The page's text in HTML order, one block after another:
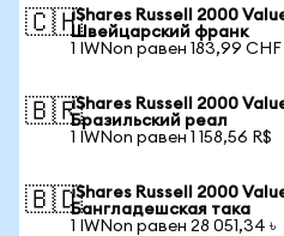
🇨🇭iShares Russell 2000
Швейцарский франк
1 IWNon равен 183,99 CHF
🇧🇷iShares Russell 2000
Бразильский реал
1 IWNon равен 1 158,56 R$
🇧🇩iShares Russell 2000
Бангладешская така
1 IWNon равен 28 051,34 ৳